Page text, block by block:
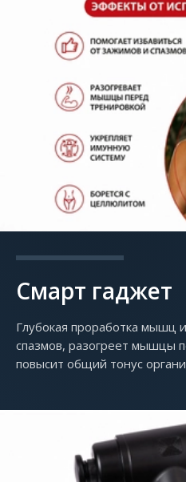
Смарт гаджет
Глубокая проработка мышц
спазмов, разогреет мышцы
повысит общий тонус